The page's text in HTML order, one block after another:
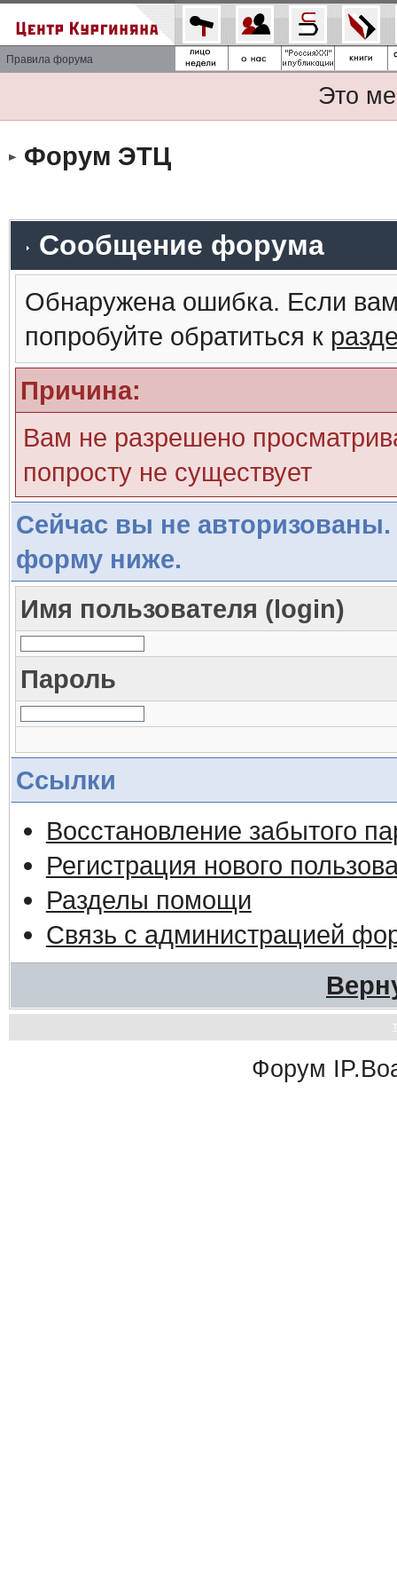
Правила форума
Это
Форум ЭТЦ
Сообщение форума
Обнаружена ошибка. Если
попробуйте обратиться к
Причина:
Вам не разрешено
попросту не существует
Сейчас вы не авторизованы.
форму ниже.
Имя пользователя (login)
Пароль
Ссылки
Восстановление забытого
Регистрация нового
Разделы помощи
Связь с администрацией
Форум